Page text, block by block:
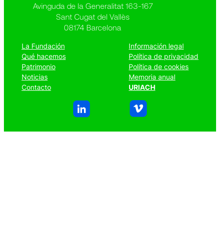
Avinguda de la Generalitat 163-167
Sant Cugat del Vallès
08174 Barcelona
La Fundación
Qué hacemos
Patrimonio
Noticias
Contacto
Información legal
Política de privacidad
Política de cookies
Memoria anual
URIACH